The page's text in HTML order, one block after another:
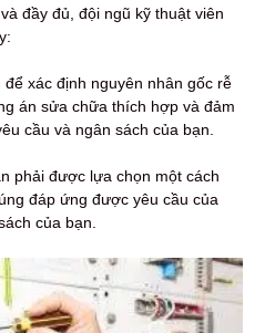
đầy đủ, đội ngũ kỹ thuật viên
xác định nguyên nhân gốc rễ
án sửa chữa thích hợp và đảm
cầu và ngân sách của bạn.
phải được lựa chọn một cách
đáp ứng được yêu cầu của
của bạn.